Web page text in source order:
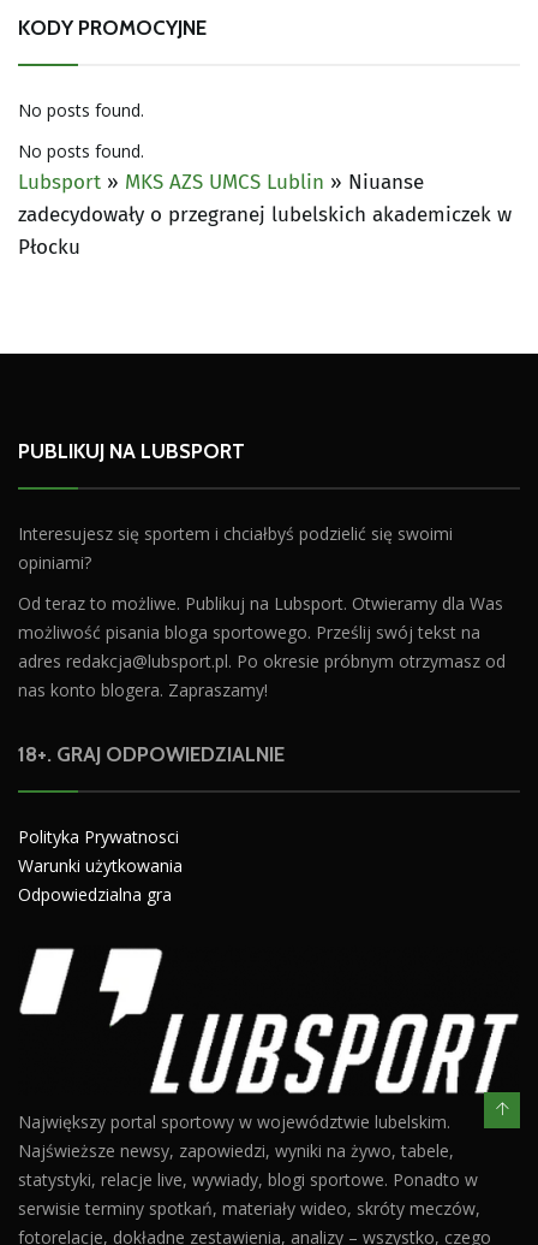
KODY PROMOCYJNE
No posts found.
No posts found.
Lubsport » MKS AZS UMCS Lublin » Niuanse
zadecydowały o przegranej lubelskich akademiczek w
Płocku
PUBLIKUJ NA LUBSPORT
Interesujesz się sportem i chciałbyś podzielić się swoimi
opiniami?
Od teraz to możliwe. Publikuj na Lubsport. Otwieramy dla Was
możliwość pisania bloga sportowego. Prześlij swój tekst na
adres redakcja@lubsport.pl. Po okresie próbnym otrzymasz od
nas konto blogera. Zapraszamy!
18+. GRAJ ODPOWIEDZIALNIE
Polityka Prywatnosci
Warunki użytkowania
Odpowiedzialna gra
Największy portal sportowy w województwie lubelskim.
Najświeższe newsy, zapowiedzi, wyniki na żywo, tabele,
statystyki, relacje live, wywiady, blogi sportowe. Ponadto w
serwisie terminy spotkań, materiały wideo, skróty meczów,
fotorelacje, dokładne zestawienia, analizy – wszystko, czego